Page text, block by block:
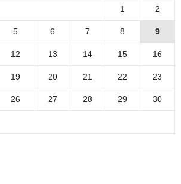
1 2
5 6 7 8 9
12 13 14 15 16
19 20 21 22 23
26 27 28 29 30